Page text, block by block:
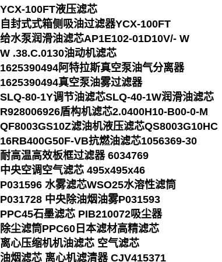
YCX-100FT液压滤芯
自封式式箱侧吸油过滤器YCX-100FT
给水泵润滑油滤芯AP1E102-01D10V/- W
W .38.C.0130油动机滤芯
1625390494阿特拉斯真空泵油气分离器
1625390494真空泵油雾过滤器
SLQ-80-1Y调节油滤芯SLQ-40-1W润滑油滤芯
R928006926盾构机滤芯2.0400H10-B00-0-M
QF8003GS10Z滤油机液压滤芯QS8003G10HC
16RB400G50F-VB抗燃油滤芯1056369-30
耐高温高效板框过滤器 6034769
中央空调空气滤芯 495x495x46
P031596 水雾滤芯WSO25水溶性滤筒
P031728 中央除油烟油雾P031593
PPC45石墨滤芯 PIB210072吸尘器
除尘滤筒PPC60日本滤材高精滤芯
离心压缩机机油滤芯 空气滤芯
油烟滤芯 离心机滤清器 CJV415371